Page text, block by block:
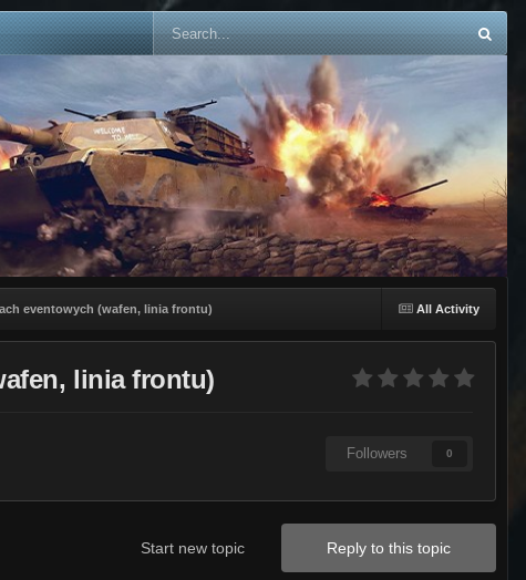
All Activity
eventowych (wafen, linia frontu)
linia frontu)
Followers 0
Reply to this topic
Start new topic